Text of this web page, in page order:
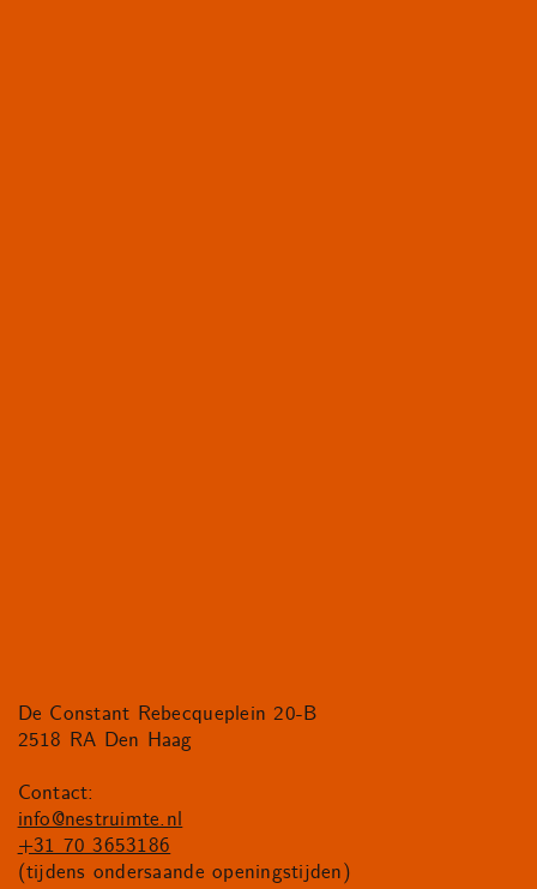
De Constant Rebecqueplein 20-B
2518 RA Den Haag
Contact:
info@nestruimte.nl
+31 70 3653186
(tijdens ondersaande openingstijden)